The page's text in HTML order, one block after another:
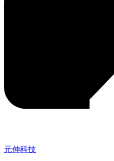
元伸科技